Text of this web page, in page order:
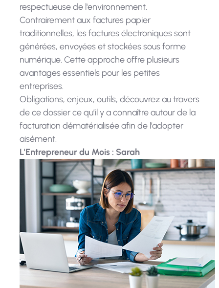
respectueuse de l'environnement.
Contrairement aux factures papier
traditionnelles, les factures électroniques sont
générées, envoyées et stockées sous forme
numérique. Cette approche offre plusieurs
avantages essentiels pour les petites
entreprises.
Obligations, enjeux, outils, découvrez au travers
de ce dossier ce qu’il y a connaître autour de la
facturation dématérialisée afin de l’adopter
aisément.
L'Entrepreneur du Mois : Sarah